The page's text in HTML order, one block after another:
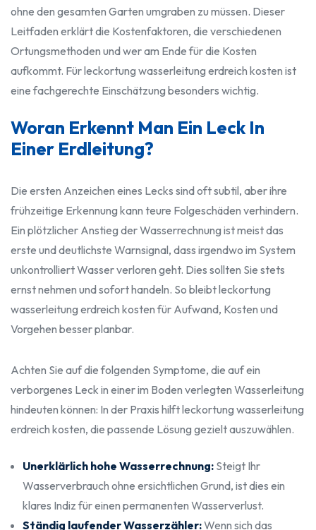
ohne den gesamten Garten umgraben zu müssen. Dieser
Leitfaden erklärt die Kostenfaktoren, die verschiedenen
Ortungsmethoden und wer am Ende für die Kosten
aufkommt. Für leckortung wasserleitung erdreich kosten ist
eine fachgerechte Einschätzung besonders wichtig.
Woran Erkennt Man Ein Leck In
Einer Erdleitung?
Die ersten Anzeichen eines Lecks sind oft subtil, aber ihre
frühzeitige Erkennung kann teure Folgeschäden verhindern.
Ein plötzlicher Anstieg der Wasserrechnung ist meist das
erste und deutlichste Warnsignal, dass irgendwo im System
unkontrolliert Wasser verloren geht. Dies sollten Sie stets
ernst nehmen und sofort handeln. So bleibt leckortung
wasserleitung erdreich kosten für Aufwand, Kosten und
Vorgehen besser planbar.
Achten Sie auf die folgenden Symptome, die auf ein
verborgenes Leck in einer im Boden verlegten Wasserleitung
hindeuten können: In der Praxis hilft leckortung wasserleitung
erdreich kosten, die passende Lösung gezielt auszuwählen.
Unerklärlich hohe Wasserrechnung: Steigt Ihr
Wasserverbrauch ohne ersichtlichen Grund, ist dies ein
klares Indiz für einen permanenten Wasserverlust.
Ständig laufender Wasserzähler:Wenn sich das